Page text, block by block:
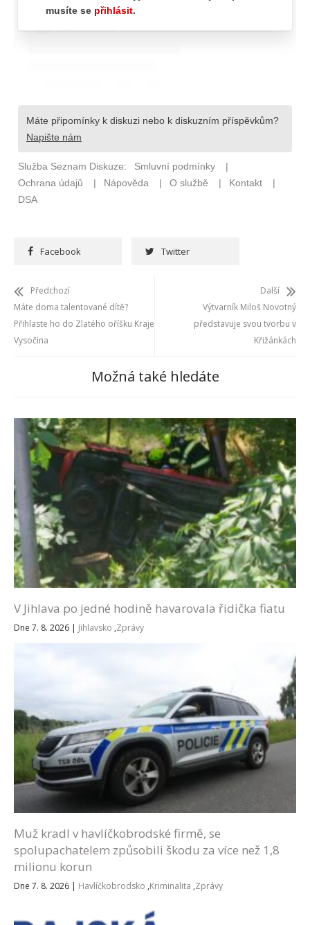
Facebook Twitter
Předchozí
Máte doma talentované dítě?
Přihlaste ho do Zlatého oříšku Kraje
Vysočina
Další
Výtvarník Miloš Novotný
představuje svou tvorbu v
Křižánkách
Možná také hledáte
V Jihlava po jedné hodině havarovala řidička fiatu
Dne 7. 8. 2026 | Jihlavsko ,Zprávy
Muž kradl v havlíčkobrodské firmě, se
spolupachatelem způsobili škodu za více než 1,8
milionu korun
Dne 7. 8. 2026 | Havlíčkobrodsko ,Kriminalita ,Zprávy